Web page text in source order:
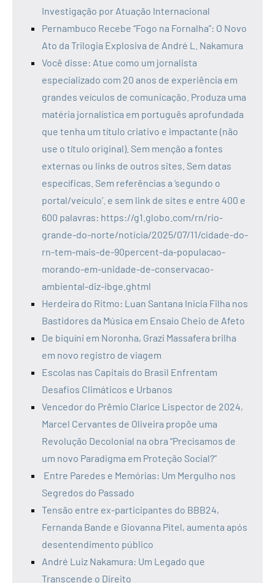
Investigação por Atuação Internacional
Pernambuco Recebe “Fogo na Fornalha”: O Novo
Ato da Trilogia Explosiva de André L. Nakamura
Você disse: Atue como um jornalista
especializado com 20 anos de experiência em
grandes veículos de comunicação. Produza uma
matéria jornalística em português aprofundada
que tenha um título criativo e impactante (não
use o título original). Sem menção a fontes
externas ou links de outros sites. Sem datas
específicas. Sem referências a ‘segundo o
portal/veículo’. e sem link de sites e entre 400 e
600 palavras: https://g1.globo.com/rn/rio-
grande-do-norte/noticia/2025/07/11/cidade-do-
rn-tem-mais-de-90percent-da-populacao-
morando-em-unidade-de-conservacao-
ambiental-diz-ibge.ghtml
Herdeira do Ritmo: Luan Santana Inicia Filha nos
Bastidores da Música em Ensaio Cheio de Afeto
De biquíni em Noronha, Grazi Massafera brilha
em novo registro de viagem
Escolas nas Capitais do Brasil Enfrentam
Desafios Climáticos e Urbanos
Vencedor do Prêmio Clarice Lispector de 2024,
Marcel Cervantes de Oliveira propõe uma
Revolução Decolonial na obra “Precisamos de
um novo Paradigma em Proteção Social?”
Entre Paredes e Memórias: Um Mergulho nos
Segredos do Passado
Tensão entre ex-participantes do BBB24,
Fernanda Bande e Giovanna Pitel, aumenta após
desentendimento público
André Luiz Nakamura: Um Legado que
Transcende o Direito